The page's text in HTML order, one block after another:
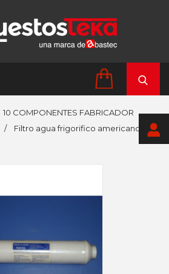
10 COMPONENTES FABRICADOR
Filtro agua frigorifico americano